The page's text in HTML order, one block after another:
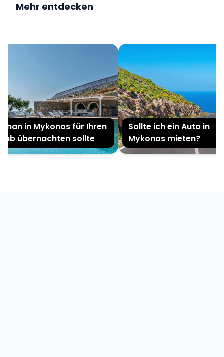
Mehr entdecken
in Mykonos für Ihren
übernachten sollte
Sollte ich ein Auto in
Mykonos mieten?